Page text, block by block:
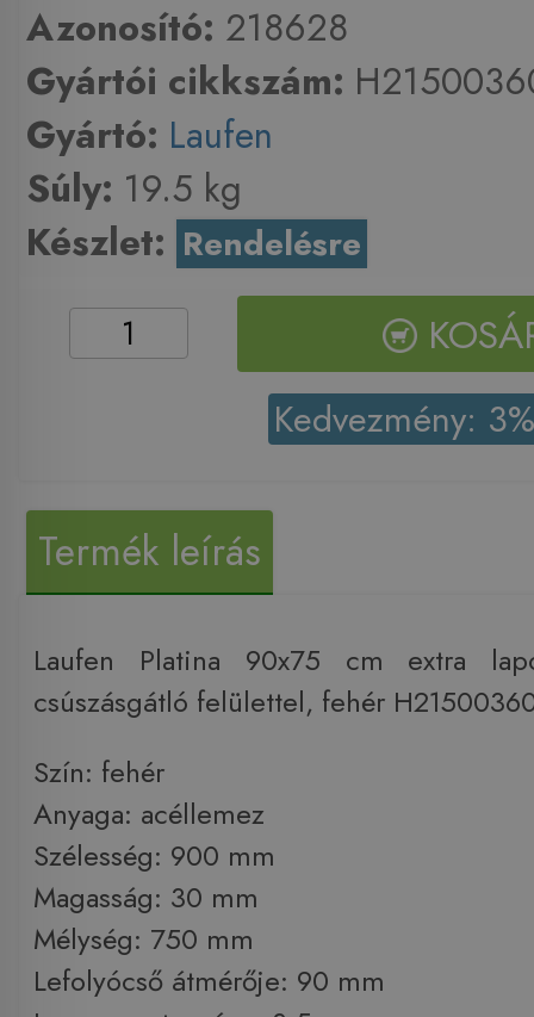
Azonosító: 218628
Gyártói cikkszám:
Gyártó: Laufen
Súly: 19.5 kg
Készlet: Rendelésre
Kedvezmény:
Termék leírás
Laufen Platina 90x75 cm extra
csúszásgátló felülettel, fehér
Szín: fehér
Anyaga: acéllemez
Szélesség: 900 mm
Magasság: 30 mm
Mélység: 750 mm
Lefolyócső átmérője: 90 mm